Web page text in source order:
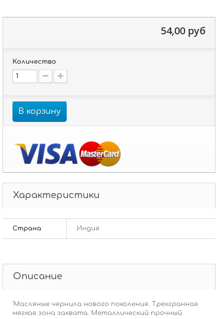
54,00 руб
Количество
В корзину
Характеристики
Страна Индия
Описание
'Масляные чернила нового поколения. Трехгранная
мягкая зона захвата. Металлический прочный